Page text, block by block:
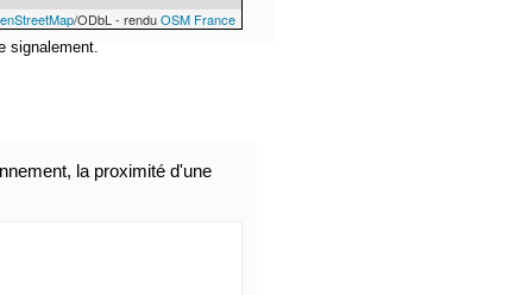
/ODbL - renduOSM France
signalement.
la proximité d'une